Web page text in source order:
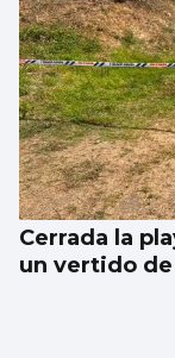
Cerrada la
un vertido